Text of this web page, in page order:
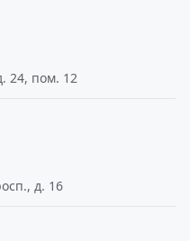
24, пом. 12
д. 16